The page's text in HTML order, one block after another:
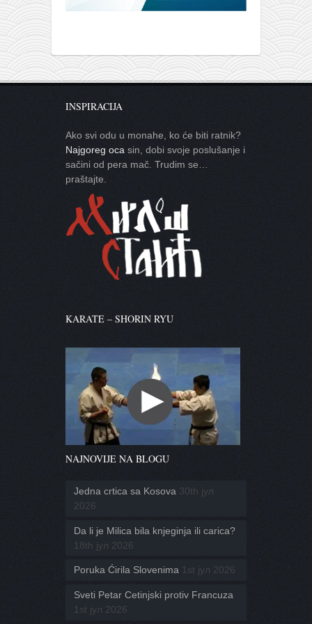
INSPIRACIJA
Ako svi odu u monahe, ko će biti ratnik?
Najgoreg oca sin, dobi svoje poslušanje i
sačini od pera mač. Trudim se…
praštajte.
KARATE – SHORIN RYU
NAJNOVIJE NA BLOGU
Jedna crtica sa Kosova 30th јул
2026
Da li je Milica bila knjeginja ili carica?
18th јул 2026
Poruka Ćirila Slovenima 1st јул 2026
Sveti Petar Cetinjski protiv Francuza
1st јул 2026